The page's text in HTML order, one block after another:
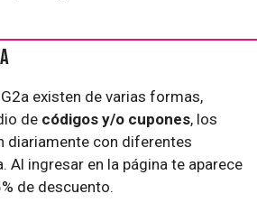
existen de varias formas,
de códigos y/o cupones, los
diariamente con diferentes
Al ingresar en la página te aparece
de descuento.